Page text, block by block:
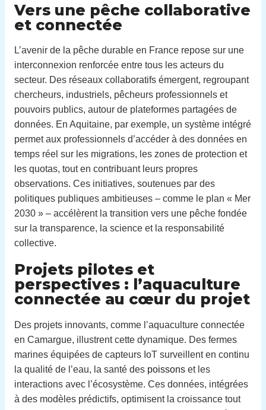
Vers une pêche collaborative
et connectée
L’avenir de la pêche durable en France repose sur une
interconnexion renforcée entre tous les acteurs du
secteur. Des réseaux collaboratifs émergent, regroupant
chercheurs, industriels, pêcheurs professionnels et
pouvoirs publics, autour de plateformes partagées de
données. En Aquitaine, par exemple, un système intégré
permet aux professionnels d’accéder à des données en
temps réel sur les migrations, les zones de protection et
les quotas, tout en contribuant leurs propres
observations. Ces initiatives, soutenues par des
politiques publiques ambitieuses – comme le plan « Mer
2030 » – accélèrent la transition vers une pêche fondée
sur la transparence, la science et la responsabilité
collective.
Projets pilotes et
perspectives : l’aquaculture
connectée au cœur du projet
Des projets innovants, comme l’aquaculture connectée
en Camargue, illustrent cette dynamique. Des fermes
marines équipées de capteurs IoT surveillent en continu
la qualité de l’eau, la santé des poissonset les
interactions avec l’écosystème. Ces données, intégrées
à des modèles prédictifs, optimisent la croissance tout